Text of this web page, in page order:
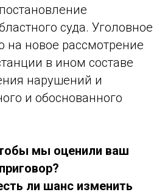
суда. Уголовное
на новое рассмотрение
в ином составе
нарушений и
и обоснованного
мы оценили ваш
приговор?
ли шанс изменить